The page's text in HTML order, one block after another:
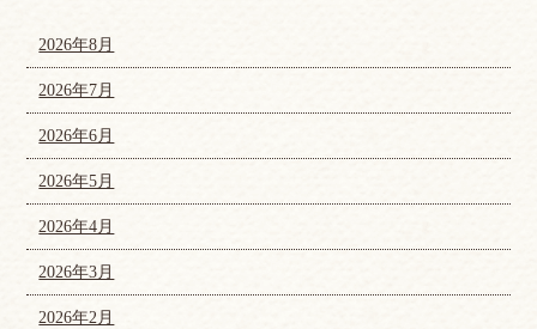
2026年8月
2026年7月
2026年6月
2026年5月
2026年4月
2026年3月
2026年2月